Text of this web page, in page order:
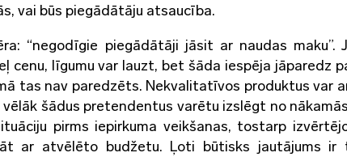
vai būs piegādātāju atsaucība.
“negodīgie piegādātāji jāsit ar naudas maku”.
cenu, līgumu var lauzt, bet šāda iespēja jāparedz
tas nav paredzēts. Nekvalitatīvos produktus var
šādus pretendentus varētu izslēgt no
pirms iepirkuma veikšanas, tostarp
ar atvēlēto budžetu. Ļoti būtisks jautājums ir